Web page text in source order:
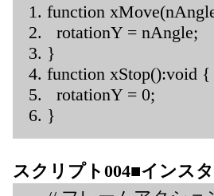
function
rotationY = nAngle;
}
function xStop():void {
rotationY = 0;
}
スクリプト004■インス